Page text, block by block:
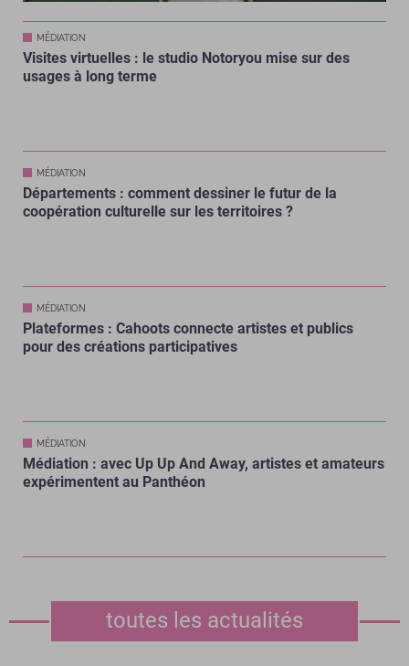
MÉDIATION
Visites virtuelles : le studio Notoryou mise sur des
usages à long terme
MÉDIATION
Départements : comment dessiner le futur de la
coopération culturelle sur les territoires ?
MÉDIATION
Plateformes : Cahoots connecte artistes et publics
pour des créations participatives
MÉDIATION
Médiation : avec Up Up And Away, artistes et amateurs
expérimentent au Panthéon
toutes les actualités